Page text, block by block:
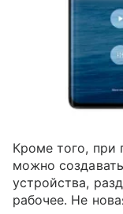
Кроме того, при
можно
устройства,
рабочее. Не